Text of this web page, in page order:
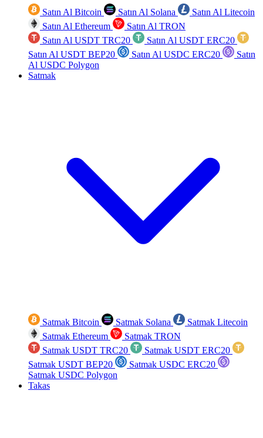
Satın Al Bitcoin Satın Al Solana
Satın Al Litecoin
Satın Al Ethereum
Satın Al TRON
Satın Al USDT TRC20
Satın Al USDT ERC20
Satın Al USDT BEP20
Satın Al USDC ERC20
Satın
Al USDC Polygon
Satmak
Satmak Bitcoin Satmak Solana
Satmak Litecoin
Satmak Ethereum
Satmak TRON
Satmak USDT TRC20
Satmak USDT ERC20
Satmak USDT BEP20
Satmak USDC ERC20
Satmak USDC Polygon
Takas